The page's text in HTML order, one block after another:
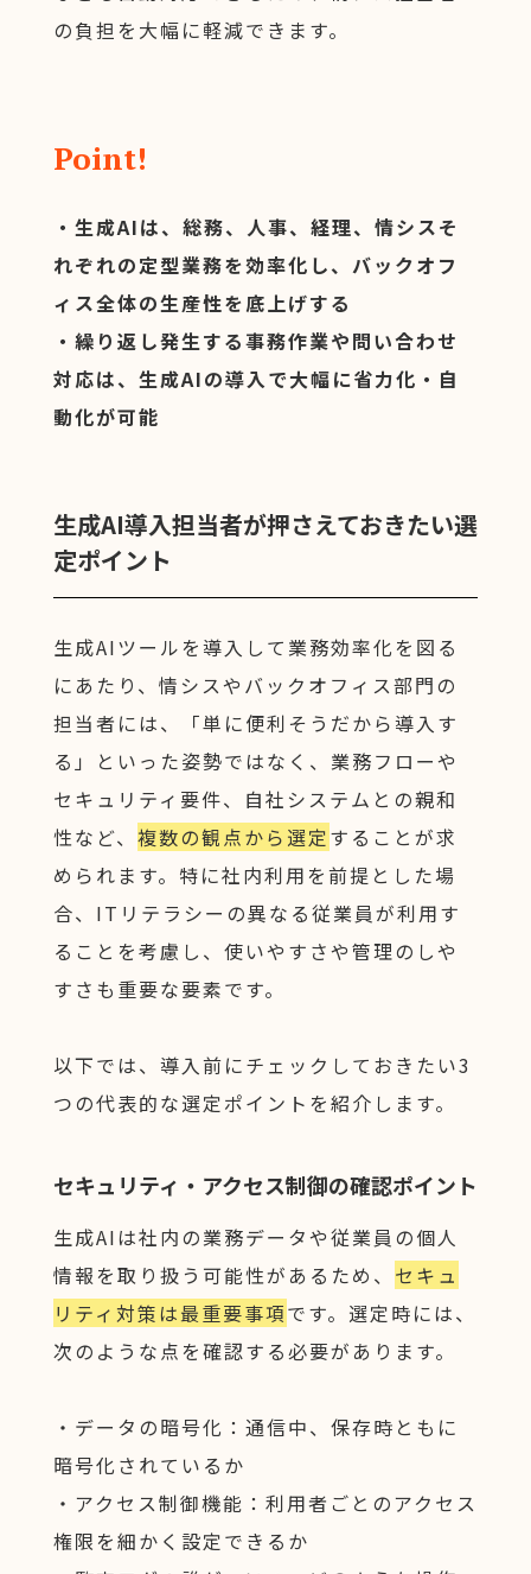
の負担を大幅に軽減できます。
Point!
・生成AIは、総務、人事、経理、情シスそ
れぞれの定型業務を効率化し、バックオフ
ィス全体の生産性を底上げする
・繰り返し発生する事務作業や問い合わせ
対応は、生成AIの導入で大幅に省力化・自
動化が可能
生成AI導入担当者が押さえておきたい選
定ポイント
生成AIツールを導入して業務効率化を図る
にあたり、情シスやバックオフィス部門の
担当者には、「単に便利そうだから導入す
る」といった姿勢ではなく、業務フローや
セキュリティ要件、自社システムとの親和
性など、 複数の観点から選定することが求
められます。特に社内利用を前提とした場
合、ITリテラシーの異なる従業員が利用す
ることを考慮し、使いやすさや管理のしや
すさも重要な要素です。
以下では、導入前にチェックしておきたい3
つの代表的な選定ポイントを紹介します。
セキュリティ・アクセス制御の確認ポイント
生成AIは社内の業務データや従業員の個人
情報を取り扱う可能性があるため、 セキュ
リティ対策は最重要事項です。選定時には、
次のような点を確認する必要があります。
・データの暗号化：通信中、保存時ともに
暗号化されているか
・アクセス制御機能：利用者ごとのアクセス
権限を細かく設定できるか